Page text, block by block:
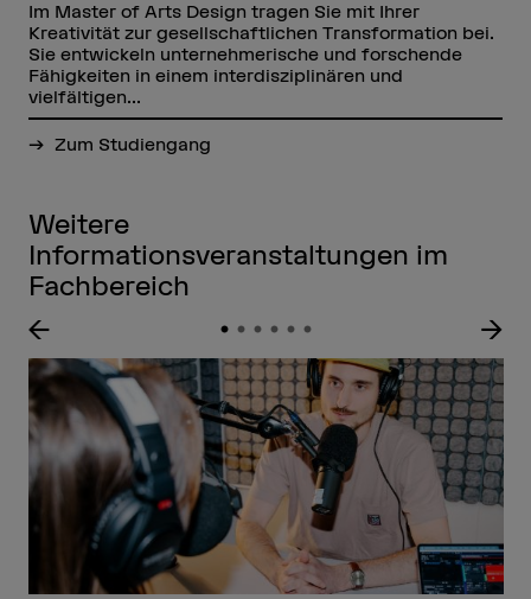
Im Master of Arts Design tragen Sie mit Ihrer
Kreativität zur gesellschaftlichen Transformation bei.
Sie entwickeln unternehmerische und forschende
Fähigkeiten in einem interdisziplinären und
vielfältigen...
Zum Studiengang
Weitere
Informationsveranstaltungen im
Fachbereich